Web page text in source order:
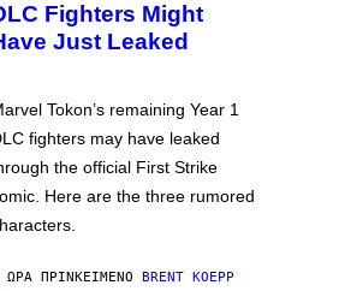
Fighters Might
Just Leaked
Tokon’s remaining Year 1
fighters may have leaked
the official First Strike
Here are the three rumored
ΏΡΑ ΠΡΙΝΚΕΊΜΕΝΟ BRENT KOEPP